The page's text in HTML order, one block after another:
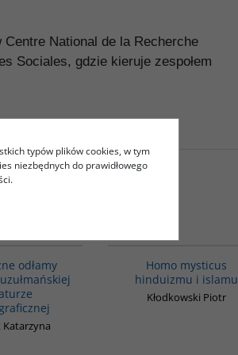
National de la Recherche
Sociales, gdzie kieruje zespołem
odłamy
Katarzyna
Homo mysticus
hinduizmu i islamu
Kłodkowski Piotr
typów plików cookies, w tym
niezbędnych do prawidłowego